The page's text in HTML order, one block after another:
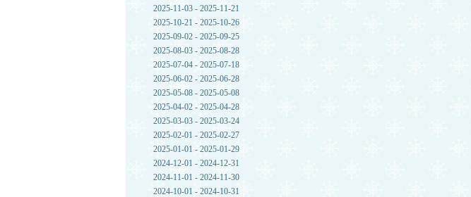
2025-11-03 - 2025-11-21
2025-10-21 - 2025-10-26
2025-09-02 - 2025-09-25
2025-08-03 - 2025-08-28
2025-07-04 - 2025-07-18
2025-06-02 - 2025-06-28
2025-05-08 - 2025-05-08
2025-04-02 - 2025-04-28
2025-03-03 - 2025-03-24
2025-02-01 - 2025-02-27
2025-01-01 - 2025-01-29
2024-12-01 - 2024-12-31
2024-11-01 - 2024-11-30
2024-10-01 - 2024-10-31